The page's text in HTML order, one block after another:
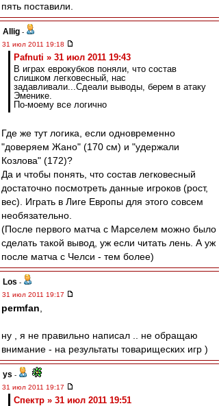
пять поставили.
Allig -
31 июл 2011 19:18
Pafnuti » 31 июл 2011 19:43
В играх еврокубков поняли, что состав
слишком легковесный, нас
задавливали...Сдеали выводы, берем в атаку
Эменике.
По-моему все логично
Где же тут логика, если одновременно
"доверяем Жано" (170 см) и "удержали
Козлова" (172)?
Да и чтобы понять, что состав легковесный
достаточно посмотреть данные игроков (рост,
вес). Играть в Лиге Европы для этого совсем
необязательно.
(После первого матча с Марселем можно было
сделать такой вывод, уж если читать лень. А уж
после матча с Челси - тем более)
Los -
31 июл 2011 19:17
permfan
ну , я не правильно написал .. не обращаю
внимание - на результаты товарищеских игр )
ys -
31 июл 2011 19:17
Спектр » 31 июл 2011 19:51